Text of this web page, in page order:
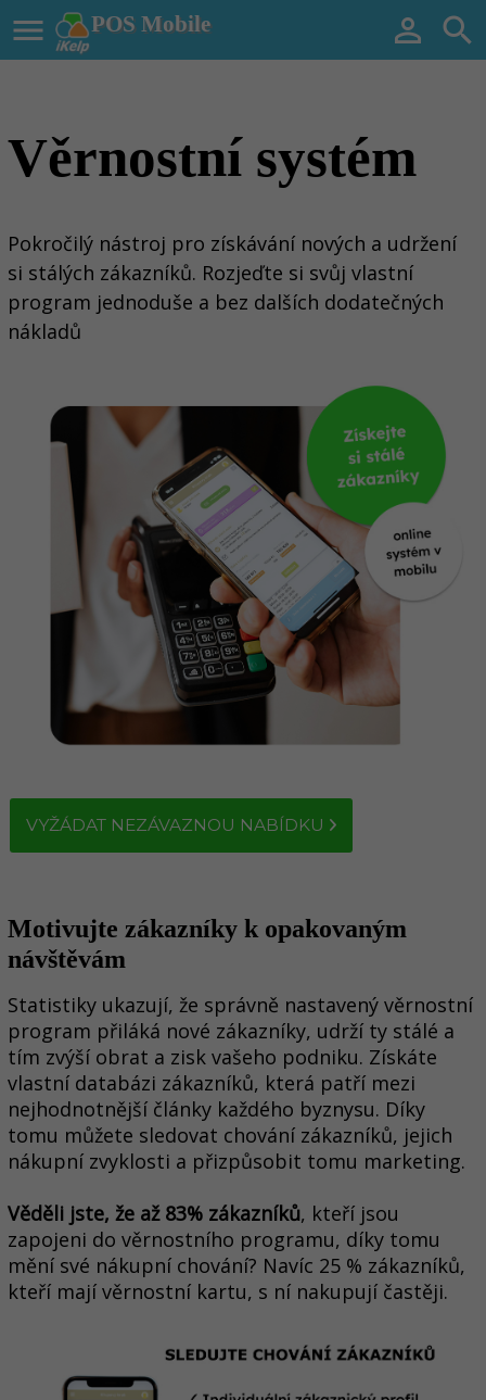
POS Mobile
  
Věrnostní systém
Pokročilý nástroj pro získávání nových a udržení
si stálých zákazníků. Rozjeďte si svůj vlastní
program jednoduše a bez dalších dodatečných
nákladů
VYŽÁDAT NEZÁVAZNOU NABÍDKU
Motivujte zákazníky k opakovaným
návštěvám
Statistiky ukazují, že správně nastavený věrnostní
program přiláká nové zákazníky, udrží ty stálé a
tím zvýší obrat a zisk vašeho podniku. Získáte
vlastní databázi zákazníků, která patří mezi
nejhodnotnější články každého byznysu. Díky
tomu můžete sledovat chování zákazníků, jejich
nákupní zvyklosti a přizpůsobit tomu marketing.
Věděli jste, že až 83% zákazníků, kteří jsou
zapojeni do věrnostního programu, díky tomu
mění své nákupní chování? Navíc 25 % zákazníků,
kteří mají věrnostní kartu, s ní nakupují častěji.